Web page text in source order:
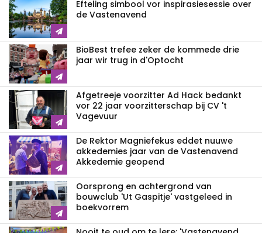
Efteling simbool vor inspirasiesessie over
de Vastenavend
BioBest trefee zeker de kommede drie
jaar wir trug in d'Optocht
Afgetreeje voorzitter Ad Hack bedankt
vor 22 jaar voorzitterschap bij CV 't
Vagevuur
De Rektor Magniefekus eddet nuuwe
akkedemies jaar van de Vastenavend
Akkedemie geopend
Oorsprong en achtergrond van
bouwclub 'Ut Gaspitje' vastgeleed in
boekvorrem